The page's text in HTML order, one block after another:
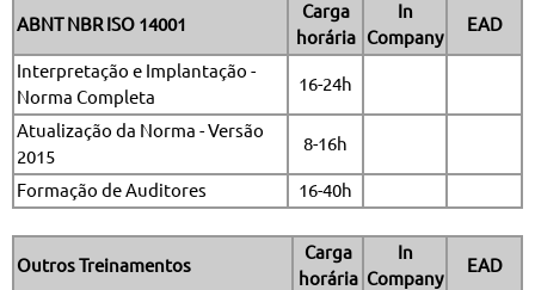
ABNT NBR ISO 14001
Carga
horária
In
Company
EAD
Interpretação e Implantação -
Norma Completa
16-24h
Atualização da Norma - Versão
2015
8-16h
Formação de Auditores 16-40h
Outros Treinamentos
Carga
horária
In
Company
EAD